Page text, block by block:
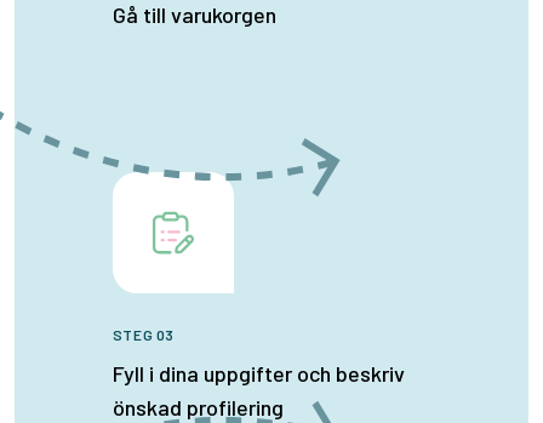
Gå till varukorgen
STEG 03
Fyll i dina uppgifter och beskriv
önskad profilering